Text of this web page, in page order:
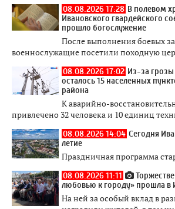
08.08.2026 17:28 В полевом
Ивановского гвардейского
прошло богослужение
После выполнения боевых
военнослужащие посетили походную
08.08.2026 17:02 Из-за грозы
осталось 15 населенных
района
К аварийно-
привлечено 32 человека и 10 единиц
08.08.2026 14:04 Сегодня
летие
Праздничная программа
08.08.2026 11:11
любовью к городу» прошла в
На ней за особый вклад в